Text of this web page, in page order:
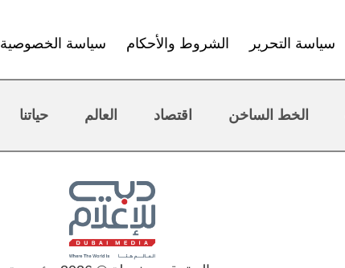
سياسة التحرير الشروط والأحكام سياسة الخصوصية
الخط الساخن اقتصاد العالم حياتنا